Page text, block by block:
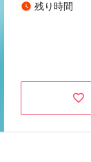
watch_later 残り時間